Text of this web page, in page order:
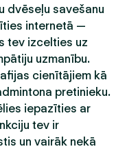
dvēseļu savešanu
internetā —
tev izcelties uz
uzmanību.
cienītājiem kā
pretinieku.
iepazīties ar
tev ir
un vairāk nekā